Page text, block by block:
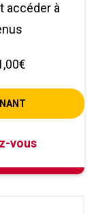
accéder à
vous